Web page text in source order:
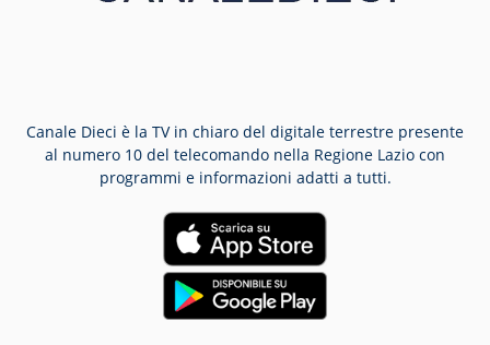
Canale Dieci è la TV in chiaro del digitale terrestre presente
al numero 10 del telecomando nella Regione Lazio con
programmi e informazioni adatti a tutti.